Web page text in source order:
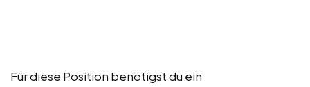
Für diese Position benötigst du ein